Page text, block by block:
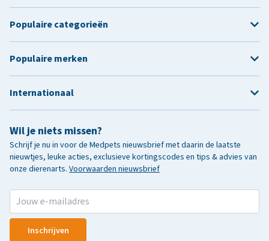
Wil je niets missen?
Schrijf je nu in voor de Medpets nieuwsbrief met daarin de laatste
nieuwtjes, leuke acties, exclusieve kortingscodes en tips & advies van
onze dierenarts. Voorwaarden nieuwsbrief
Inschrijven
Populaire categorieën
Populaire merken
Internationaal